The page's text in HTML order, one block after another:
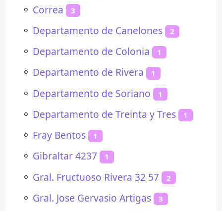
⚬ Correa 3
⚬ Departamento de Canelones 2
⚬ Departamento de Colonia 1
⚬ Departamento de Rivera 1
⚬ Departamento de Soriano 1
⚬ Departamento de Treinta y Tres 1
⚬ Fray Bentos 1
⚬ Gibraltar 4237 1
⚬ Gral. Fructuoso Rivera 32 57 2
⚬ Gral. Jose Gervasio Artigas 3